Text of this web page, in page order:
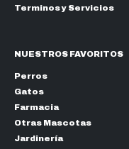
Terminos y Servicios
NUESTROS FAVORITOS
Perros
Gatos
Farmacia
Otras Mascotas
Jardinería